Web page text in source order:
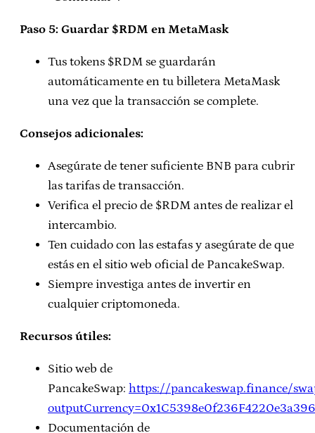
Paso 5: Guardar $RDM en MetaMask
Tus tokens $RDM se guardarán
automáticamente en tu billetera MetaMask
una vez que la transacción se complete.
Consejos adicionales:
Asegúrate de tener suficiente BNB para cubrir
las tarifas de transacción.
Verifica el precio de $RDM antes de realizar el
intercambio.
Ten cuidado con las estafas y asegúrate de que
estás en el sitio web oficial de PancakeSwap.
Siempre investiga antes de invertir en
cualquier criptomoneda.
Recursos útiles:
Sitio web de
PancakeSwap: https://pancakeswap.finance/
Documentación de